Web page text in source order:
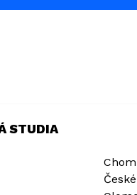
STUDIA